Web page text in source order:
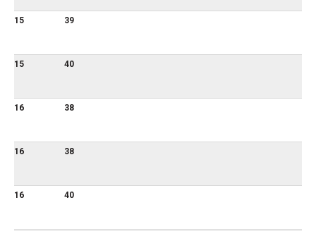
15 39
15 40
16 38
16 38
16 40